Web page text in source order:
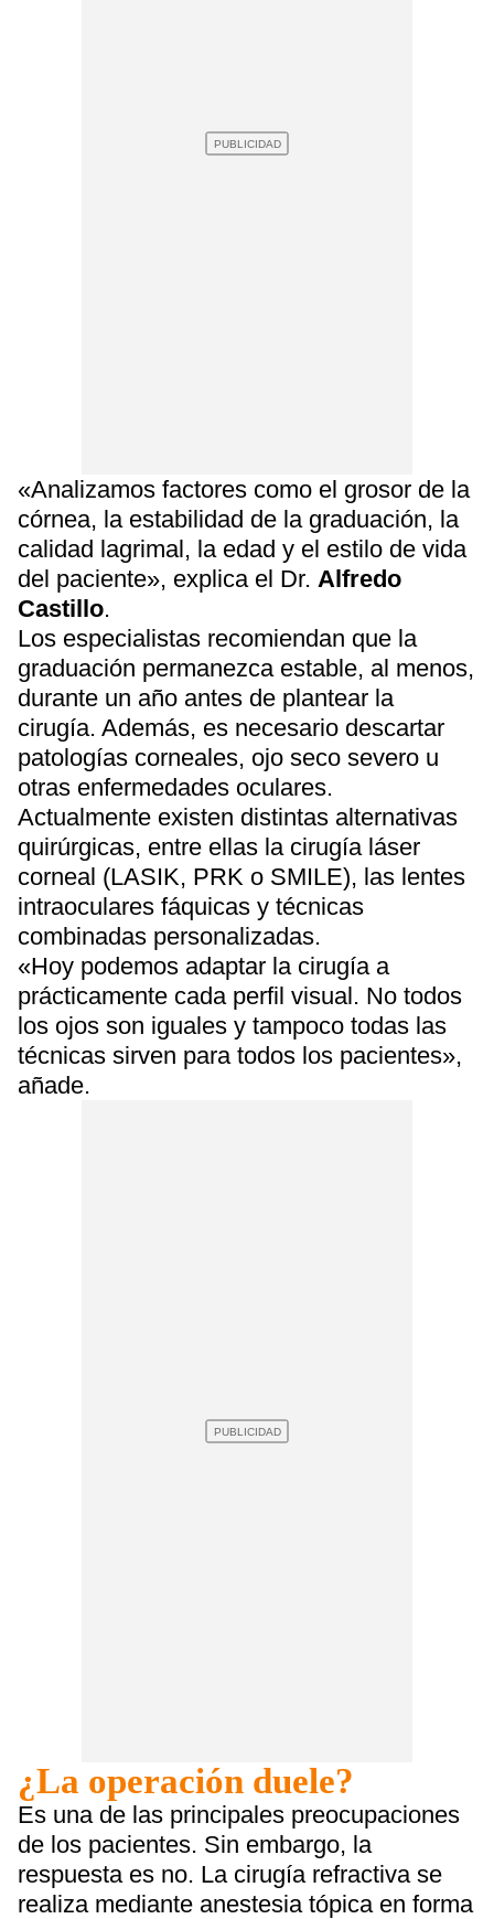
«Analizamos factores como el grosor de la
córnea, la estabilidad de la graduación, la
calidad lagrimal, la edad y el estilo de vida
del paciente», explica el Dr. Alfredo
Castillo.
Los especialistas recomiendan que la
graduación permanezca estable, al menos,
durante un año antes de plantear la
cirugía. Además, es necesario descartar
patologías corneales, ojo seco severo u
otras enfermedades oculares.
Actualmente existen distintas alternativas
quirúrgicas, entre ellas la cirugía láser
corneal (LASIK, PRK o SMILE), las lentes
intraoculares fáquicas y técnicas
combinadas personalizadas.
«Hoy podemos adaptar la cirugía a
prácticamente cada perfil visual. No todos
los ojos son iguales y tampoco todas las
técnicas sirven para todos los pacientes»,
añade.
¿La operación duele?
Es una de las principales preocupaciones
de los pacientes. Sin embargo, la
respuesta es no. La cirugía refractiva se
realiza mediante anestesia tópica en forma